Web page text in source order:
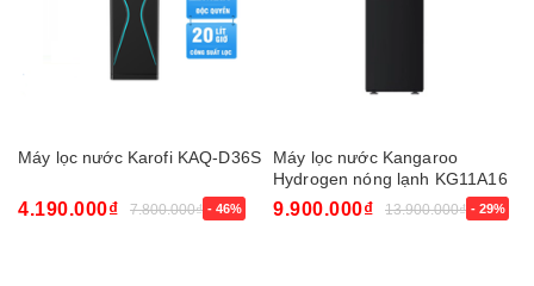
Máy lọc nước Karofi KAQ-D36S
4.190.000₫ 7.800.000₫ - 46%
Máy lọc nước Kangaroo
Hydrogen nóng lạnh KG11A16
9.900.000₫ 13.900.000₫ - 29%